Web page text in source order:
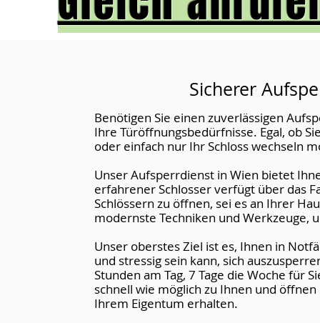
Benötigen Sie einen zuverlässigen
Ihre Türöffnungsbedürfnisse. Egal, ob
oder einfach nur Ihr Schloss wechseln
Unser Aufsperrdienst in Wien bietet
erfahrener Schlosser verfügt über das
Schlössern zu öffnen, sei es an Ihrer
modernste Techniken und Werkzeuge,
Unser oberstes Ziel ist es, Ihnen in
und stressig sein kann, sich
Stunden am Tag, 7 Tage die Woche für
schnell wie möglich zu Ihnen und
Ihrem Eigentum erhalten.
Sicherer